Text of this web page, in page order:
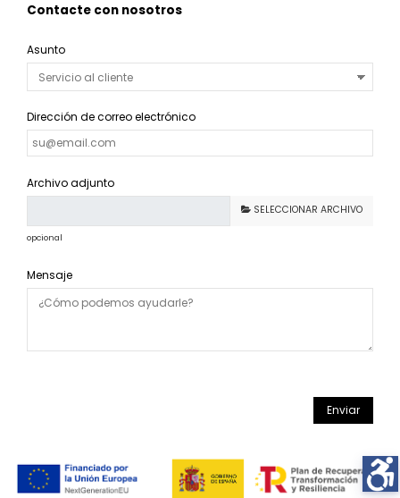
Contacte con nosotros
Asunto
Dirección de correo electrónico
Archivo adjunto
SELECCIONAR ARCHIVO
opcional
Mensaje